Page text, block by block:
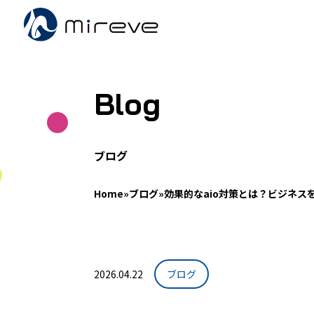
Blog
ブログ
Home»ブログ»効果的なaio対策とは？ビジネス
2026.04.22 ブログ